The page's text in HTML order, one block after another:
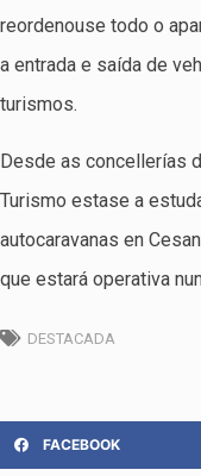
reordenouse todo o
a entrada e saída de
turismos.
Desde as concellerías
Turismo estase a
autocaravanas en
que estará operativa
DESTACADA
FACEBOOK